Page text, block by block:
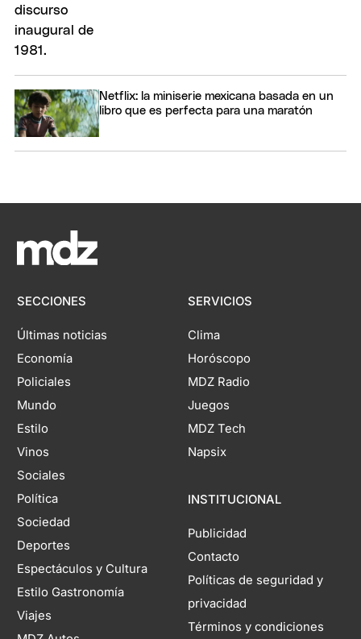
Netflix: la miniserie mexicana basada en un
libro que es perfecta para una maratón
SECCIONES
Últimas noticias
Economía
Policiales
Mundo
Estilo
Vinos
Sociales
Política
Sociedad
Deportes
Espectáculos y Cultura
Estilo Gastronomía
Viajes
SERVICIOS
Clima
Horóscopo
MDZ Radio
Juegos
MDZ Tech
Napsix
INSTITUCIONAL
Publicidad
Contacto
Políticas de seguridad y
privacidad
Términos y condiciones